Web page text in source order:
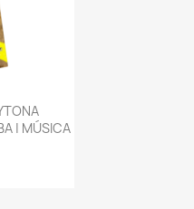
| MÚSICA